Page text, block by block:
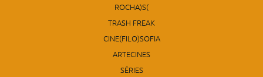
ROCHA)S(
TRASH FREAK
CINE(FILO)SOFIA
ARTECINES
SÉRIES